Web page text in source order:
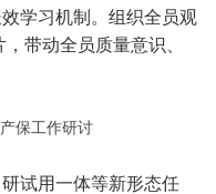
学习机制。组织全员观
带动全员质量意识、
保工作研讨
试用一体等新形态任